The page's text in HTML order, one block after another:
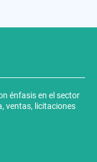
énfasis en el sector
ventas, licitaciones